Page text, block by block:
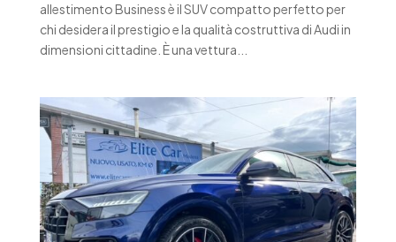
allestimento Business è il SUV compatto perfetto per
chi desidera il prestigio e la qualità costruttiva di Audi in
dimensioni cittadine. È una vettura...